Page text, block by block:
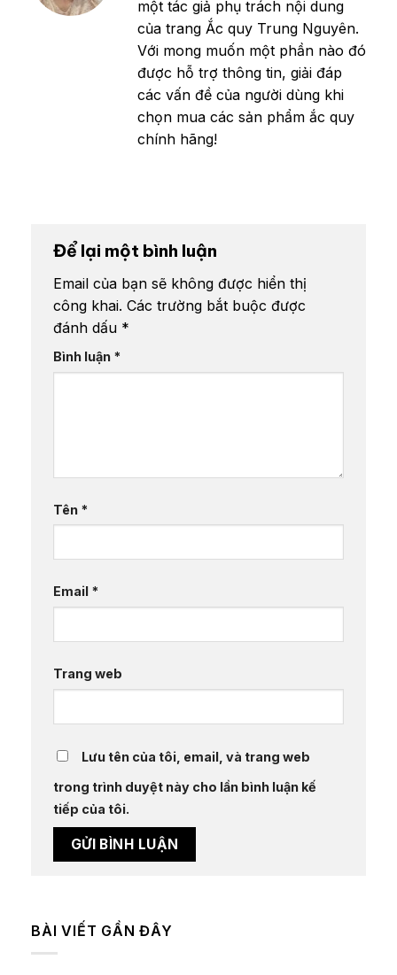
một tác giả phụ trách nội dung
của trang Ắc quy Trung Nguyên.
Với mong muốn một phần nào đó
được hỗ trợ thông tin, giải đáp
các vấn đề của người dùng khi
chọn mua các sản phẩm ắc quy
chính hãng!
Để lại một bình luận
Email của bạn sẽ không được hiển thị
công khai. Các trường bắt buộc được
đánh dấu *
Bình luận *
Tên *
Email *
Trang web
Lưu tên của tôi, email, và trang web
trong trình duyệt này cho lần bình luận kế
tiếp của tôi.
BÀI VIẾT GẦN ĐÂY